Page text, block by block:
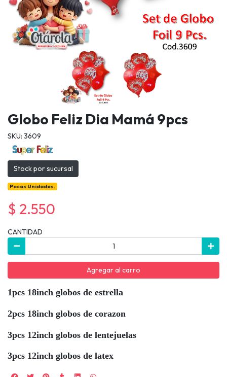
Globo Feliz Dia Mamá 9pcs
SKU: 3609
Stock por sucursal
Pocas Unidades.
$ 2.550
CANTIDAD
Agregar al carro
1pcs 18inch globos de estrella
2pcs 18inch globos de corazon
3pcs 12inch globos de lentejuelas
3pcs 12inch globos de latex